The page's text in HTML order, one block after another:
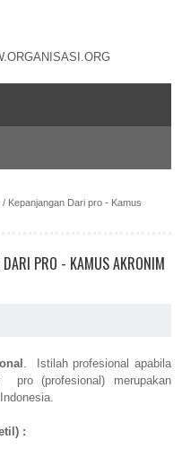
Kepanjangan Dari pro - Kamus
PRO - KAMUS AKRONIM
. Istilah profesional apabila
pro (profesional) merupakan
: